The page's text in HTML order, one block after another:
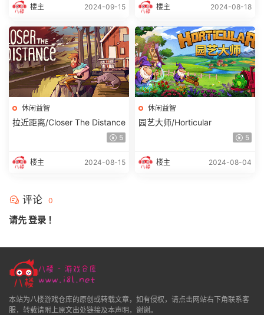
楼主 2024-09-15 楼主 2024-08-18
休闲益智
拉近距离/Closer The Distance
5
楼主 2024-08-15
休闲益智
园艺大师/Horticular
5
楼主 2024-08-04
评论 0
请先登录 ！
本站为八楼游戏仓库的原创或转载文章，如有侵权，请点击网站右下角联系客
服，转载请附上原文出处链接及本声明，谢谢。